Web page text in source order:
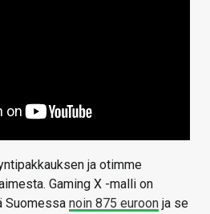
ja otimme
Gaming X -malli on
Suomessa noin 875 euroon ja se